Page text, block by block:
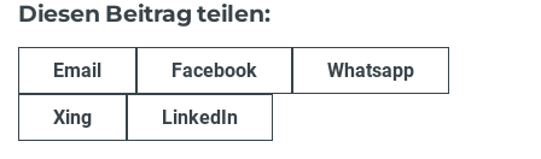
Diesen Beitrag teilen:
Email Facebook Whatsapp
Xing LinkedIn